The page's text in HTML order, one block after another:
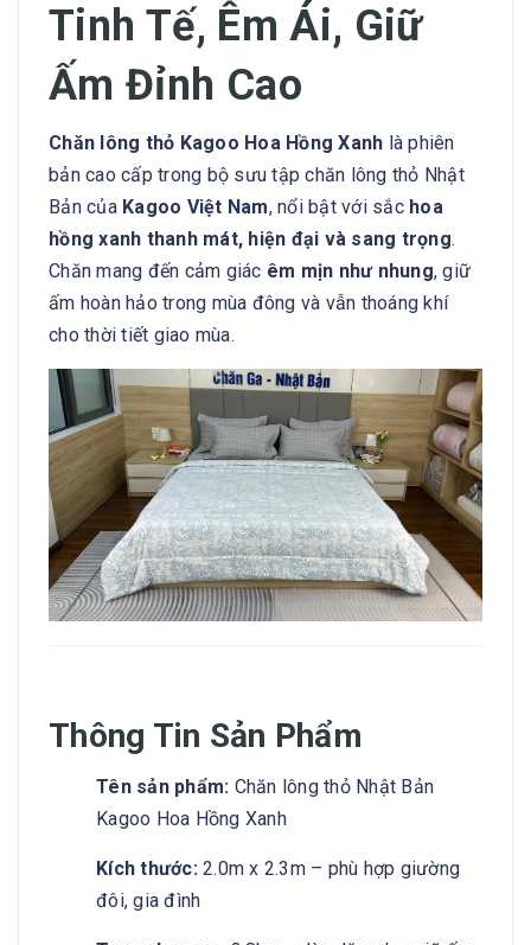
Tinh Tế, Êm Ái, Giữ
Ấm Đỉnh Cao
Chăn lông thỏ Kagoo Hoa Hồng Xanh là phiên
bản cao cấp trong bộ sưu tập chăn lông thỏ Nhật
Bản của Kagoo Việt Nam, nổi bật với sắc hoa
hồng xanh thanh mát, hiện đại và sang trọng.
Chăn mang đến cảm giác êm mịn như nhung, giữ
ấm hoàn hảo trong mùa đông và vẫn thoáng khí
cho thời tiết giao mùa.
Thông Tin Sản Phẩm
Tên sản phẩm: Chăn lông thỏ Nhật Bản
Kagoo Hoa Hồng Xanh
Kích thước:2.0m x 2.3m – phù hợp giường
đôi, gia đình